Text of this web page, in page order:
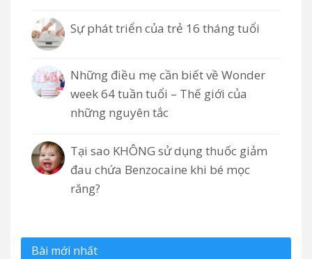
Sự phát triển của trẻ 16 tháng tuổi
Những điều mẹ cần biết về Wonder
week 64 tuần tuổi – Thế giới của
những nguyên tắc
Tại sao KHÔNG sử dụng thuốc giảm
đau chứa Benzocaine khi bé mọc
răng?
Bài mới nhất